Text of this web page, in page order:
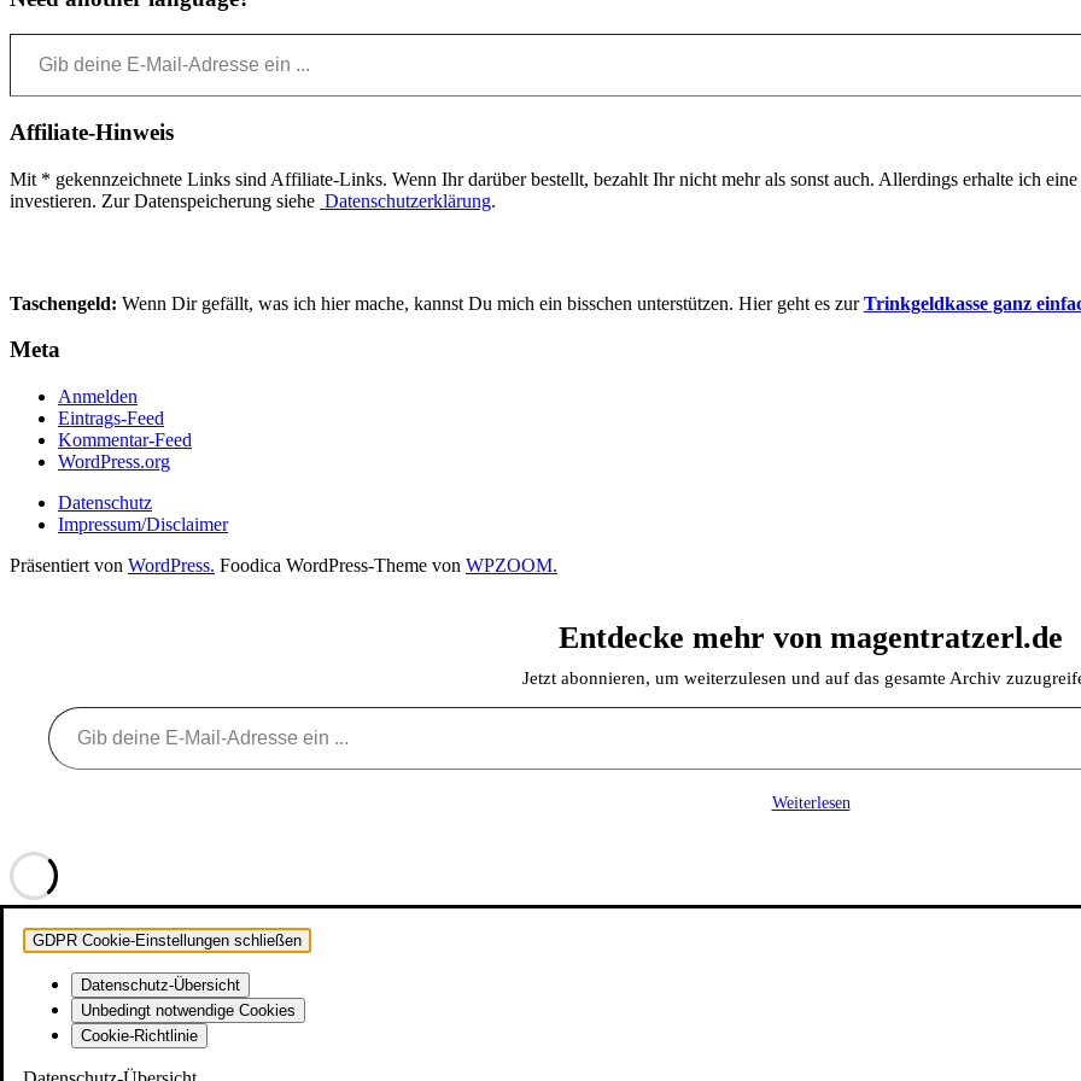
Gib deine E-Mail-Adresse ein ...
Affiliate-Hinweis
Mit * gekennzeichnete Links sind Affiliate-Links. Wenn Ihr darüber bestellt, bezahlt Ihr nicht mehr als sonst auch. Allerdings erhalte ich
investieren. Zur Datenspeicherung siehe Datenschutzerklärung.
Taschengeld: Wenn Dir gefällt, was ich hier mache, kannst Du mich ein bisschen unterstützen. Hier geht es zurTrinkgeldkasse ganz
Meta
Anmelden
Eintrags-Feed
Kommentar-Feed
WordPress.org
Datenschutz
Impressum/Disclaimer
Präsentiert von WordPress. Foodica WordPress-Theme von WPZOOM.
Entdecke mehr von magentratzerl.de
Jetzt abonnieren, um weiterzulesen und auf das gesamte Archiv
Gib deine E-Mail-Adresse ein ...
Weiterlesen
GDPR Cookie-Einstellungen schließen
Datenschutz-Übersicht
Unbedingt notwendige Cookies
Cookie-Richtlinie